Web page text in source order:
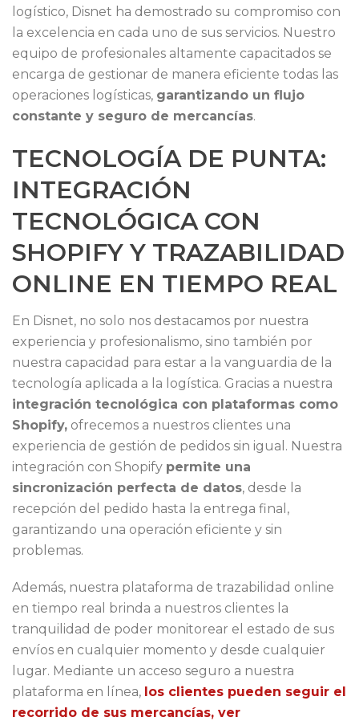
logístico, Disnet ha demostrado su compromiso con
la excelencia en cada uno de sus servicios. Nuestro
equipo de profesionales altamente capacitados se
encarga de gestionar de manera eficiente todas las
operaciones logísticas, garantizando un flujo
constante y seguro de mercancías.
TECNOLOGÍA DE PUNTA:
INTEGRACIÓN
TECNOLÓGICA CON
SHOPIFY Y TRAZABILIDAD
ONLINE EN TIEMPO REAL
En Disnet, no solo nos destacamos por nuestra
experiencia y profesionalismo, sino también por
nuestra capacidad para estar a la vanguardia de la
tecnología aplicada a la logística. Gracias a nuestra
integración tecnológica con plataformas como
Shopify, ofrecemos a nuestros clientes una
experiencia de gestión de pedidos sin igual. Nuestra
integración con Shopify permite una
sincronización perfecta de datos, desde la
recepción del pedido hasta la entrega final,
garantizando una operación eficiente y sin
problemas.
Además, nuestra plataforma de trazabilidad online
en tiempo real brinda a nuestros clientes la
tranquilidad de poder monitorear el estado de sus
envíos en cualquier momento y desde cualquier
lugar. Mediante un acceso seguro a nuestra
plataforma en línea, los clientes pueden seguir el
recorrido de sus mercancías, ver